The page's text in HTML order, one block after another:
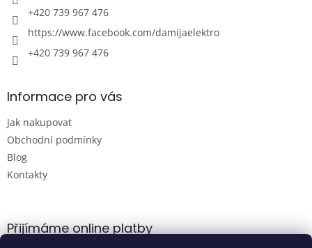
+420 739 967 476
https://www.facebook.com/damijaelektro
+420 739 967 476
Informace pro vás
Jak nakupovat
Obchodní podmínky
Blog
Kontakty
Přijímáme online platby